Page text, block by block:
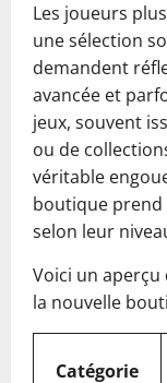
Les joueurs
une sélection
demandent
avancée et
jeux, souvent
ou de
véritable
boutique prend
selon leur
Voici un aperçu
la nouvelle
Catégorie